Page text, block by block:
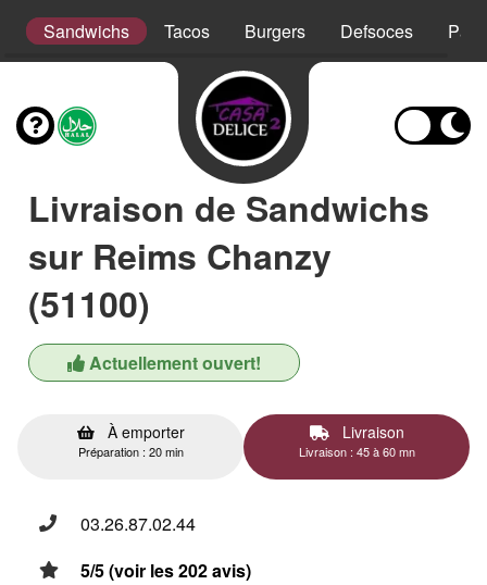
Sandwichs Tacos Burgers Defsoces
Livraison de Sandwichs
sur Reims Chanzy
(51100)
Actuellement ouvert!
À emporter
Préparation : 20 min
Livraison
Livraison : 45 à 60 mn
03.26.87.02.44
5/5 (voir les 202 avis)